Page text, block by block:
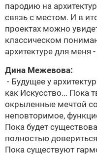
пародию на
связь с местом. И в
проектах можно
классическом
архитектуре для меня
Дина Межевова:
- Будущее у
как Искусство... Пока
окрыленные мечтой
неповторимое,
Пока будет
полностью
Пока существуют